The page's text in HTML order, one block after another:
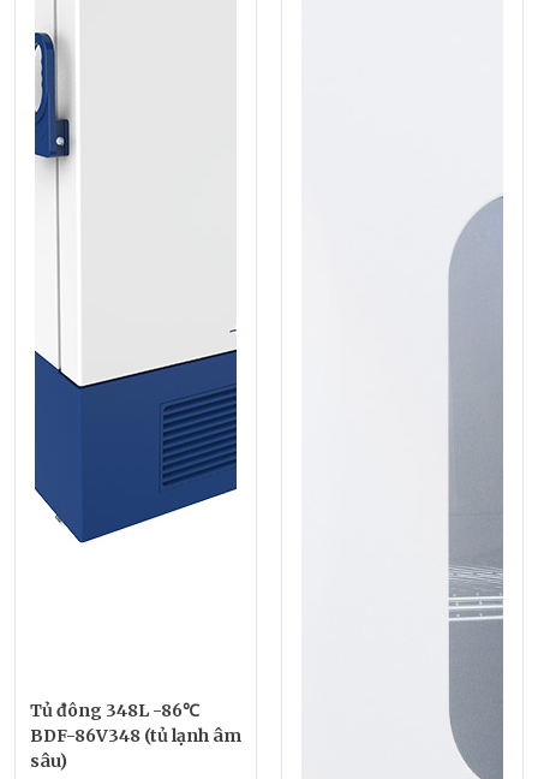
Tủ đông 348L -86℃
BDF-86V348 (tủ lạnh âm
sâu)